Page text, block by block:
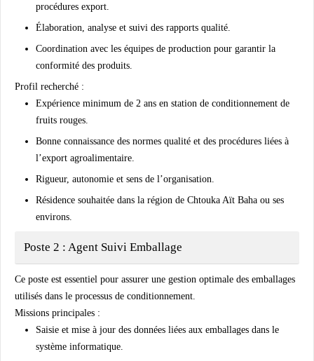
procédures export.
Élaboration, analyse et suivi des rapports qualité.
Coordination avec les équipes de production pour garantir la
conformité des produits.
Profil recherché :
Expérience minimum de 2 ans en station de conditionnement de
fruits rouges.
Bonne connaissance des normes qualité et des procédures liées à
l’export agroalimentaire.
Rigueur, autonomie et sens de l’organisation.
Résidence souhaitée dans la région de Chtouka Aït Baha ou ses
environs.
Poste 2 : Agent Suivi Emballage
Ce poste est essentiel pour assurer une gestion optimale des emballages
utilisés dans le processus de conditionnement.
Missions principales :
Saisie et mise à jour des données liées aux emballages dans le
système informatique.